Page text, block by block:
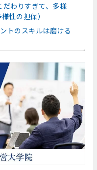
だわりすぎて、多様
性の担保）
トのスキルは磨ける